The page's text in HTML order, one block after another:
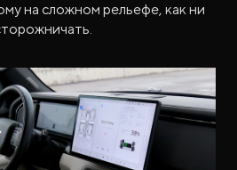
на сложном рельефе, как ни